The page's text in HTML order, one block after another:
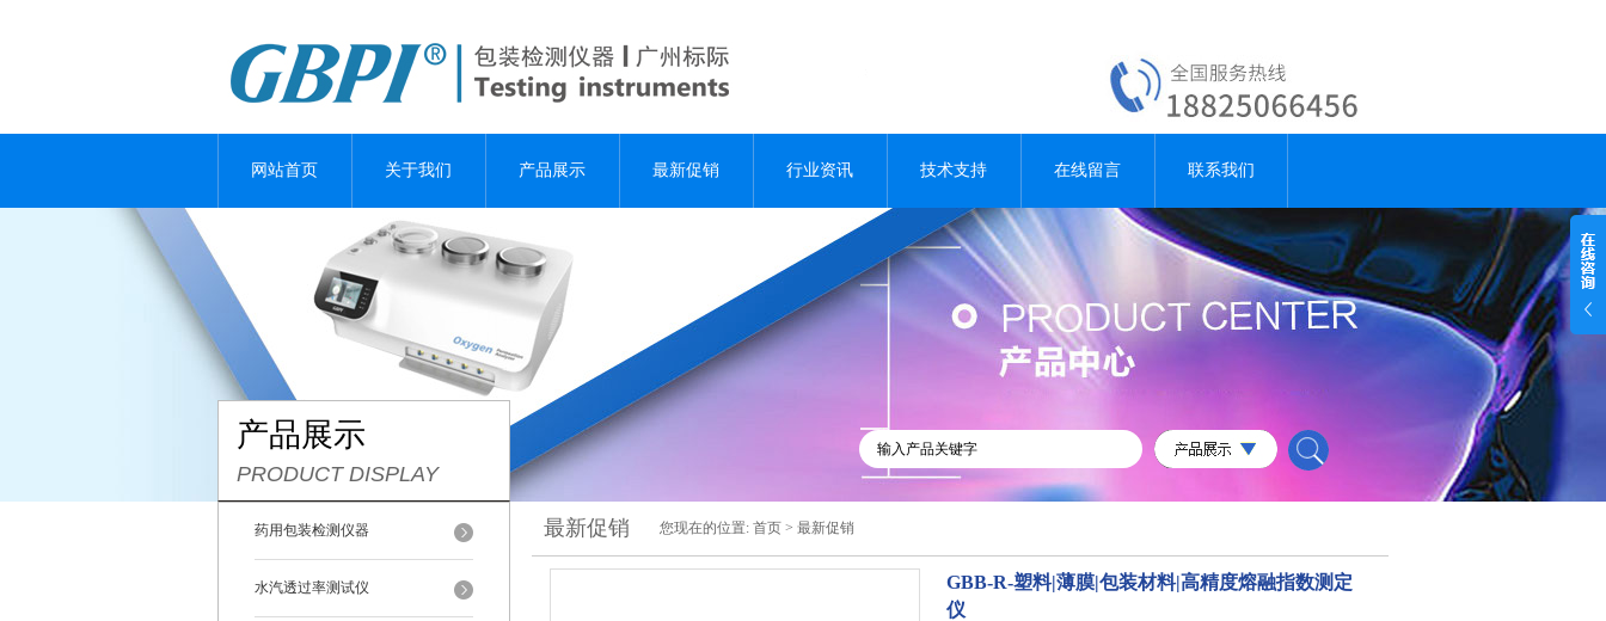
网站首页 关于我们 产品展示 最新促销 行业资讯 技术支持 在线留言 联系我们
产品展示
PRODUCT DISPLAY
药用包装检测仪器
水汽透过率测试仪
最新促销 您现在的位置: 首页 > 最新促销
GBB-R-塑料|薄膜|包装材料|高精度熔融指数测定
仪